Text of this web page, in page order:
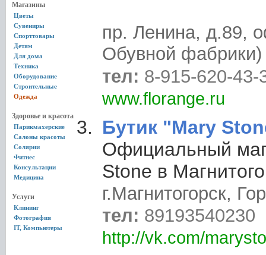
Магазины
Цветы
Сувениры
Спорттовары
Детям
Для дома
Техника
Оборудование
Строительные
Одежда
Здоровье и красота
Парикмахерские
Салоны красоты
Солярии
Фитнес
Консультации
Медицина
Услуги
Клининг
Фотография
IT, Компьютеры
пр. Ленина, д.89,
Обувной фабрики)
тел: 8-915-620-43-
www.florange.ru
Бутик "Mary
Официальный
Stone в
г.Магнитогорск,
тел: 89193540230
http://vk.com/